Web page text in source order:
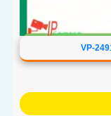
VP-